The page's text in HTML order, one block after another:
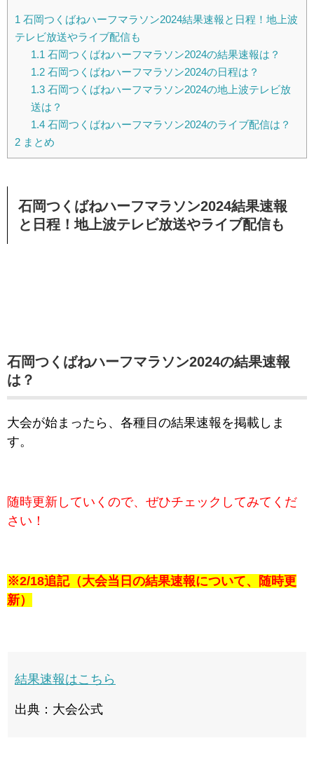
1 石岡つくばねハーフマラソン2024結果速報と日程！地上波
テレビ放送やライブ配信も
1.1 石岡つくばねハーフマラソン2024の結果速報は？
1.2石岡つくばねハーフマラソン2024の日程は？
1.3石岡つくばねハーフマラソン2024の地上波テレビ放
送は？
1.4石岡つくばねハーフマラソン2024のライブ配信は？
2 まとめ
石岡つくばねハーフマラソン2024結果速報
と日程！地上波テレビ放送やライブ配信も
石岡つくばねハーフマラソン2024の結果速報
は？
大会が始まったら、各種目の結果速報を掲載しま
す。
随時更新していくので、ぜひチェックしてみてくだ
さい！
※2/18追記（大会当日の結果速報について、随時更
新）
結果速報はこちら
出典：大会公式